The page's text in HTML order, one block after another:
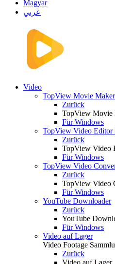
Magyar
عربي
Video
TopView Movie
Zurück
TopView Movie
Für Windows
TopView Video Editor
Zurück
TopView Video
Für Windows
TopView Video
Zurück
TopView Video
Für Windows
YouTube Downloader
Zurück
YouTube
Für Windows
Video auf Lager
Video Footage
Zurück
Video auf Lager